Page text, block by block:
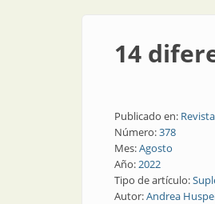
14
Publicado en:
Número:378
Mes:Agosto
Año:2022
Tipo de artículo:
Autor:Andrea